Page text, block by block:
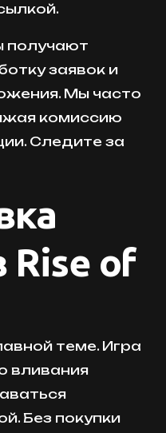
получают
заявок и
Мы часто
комиссию
Следите за
Rise of
теме. Игра
вливания
Без покупки